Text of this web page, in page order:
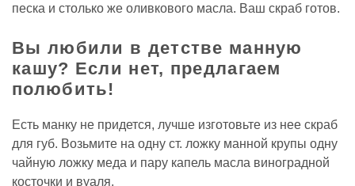
песка и столько же оливкового масла. Ваш скраб готов.
Вы любили в детстве манную
кашу? Если нет, предлагаем
полюбить!
Есть манку не придется, лучше изготовьте из нее скраб
для губ. Возьмите на одну ст. ложку манной крупы одну
чайную ложку меда и пару капель масла виноградной
косточки и вуаля.